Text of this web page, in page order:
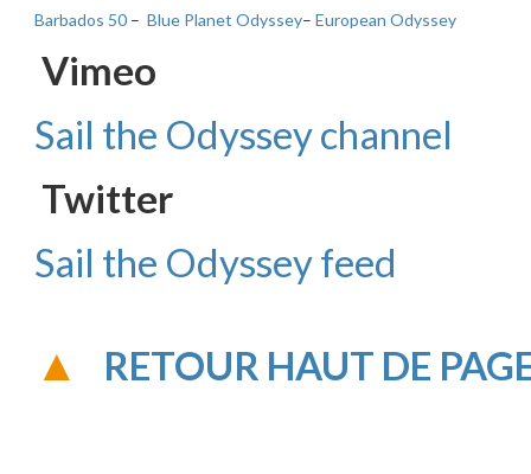
Barbados 50 – Blue Planet Odyssey– European Odyssey
Vimeo
Sail the Odyssey channel
Twitter
Sail the Odyssey feed
RETOUR HAUT DE